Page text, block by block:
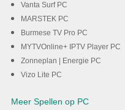
Vanta Surf PC
MARSTEK PC
Burmese TV Pro PC
MYTVOnline+ IPTV Player PC
Zonneplan | Energie PC
Vizo Lite PC
Meer Spellen op PC